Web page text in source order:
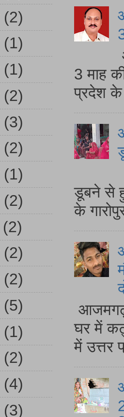
3 माह
प्रदेश
डूबने से
के
घर में
में
(2)
(1)
(1)
(2)
(3)
(2)
(1)
(2)
(2)
(2)
(2)
(5)
(1)
(2)
(4)
(3)